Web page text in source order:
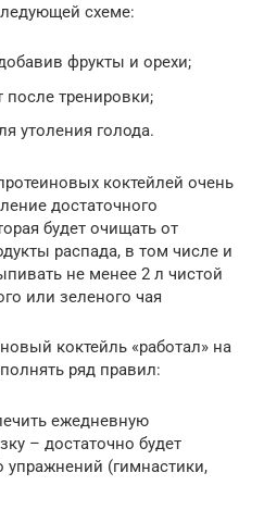
схеме:
фрукты и орехи;
после тренировки;
утоления голода.
коктейлей очень
достаточного
будет очищать от
распада, в том числе и
не менее 2 л чистой
или зеленого чая
коктейль «работал» на
ряд правил:
ежедневную
– достаточно будет
упражнений (гимнастики,